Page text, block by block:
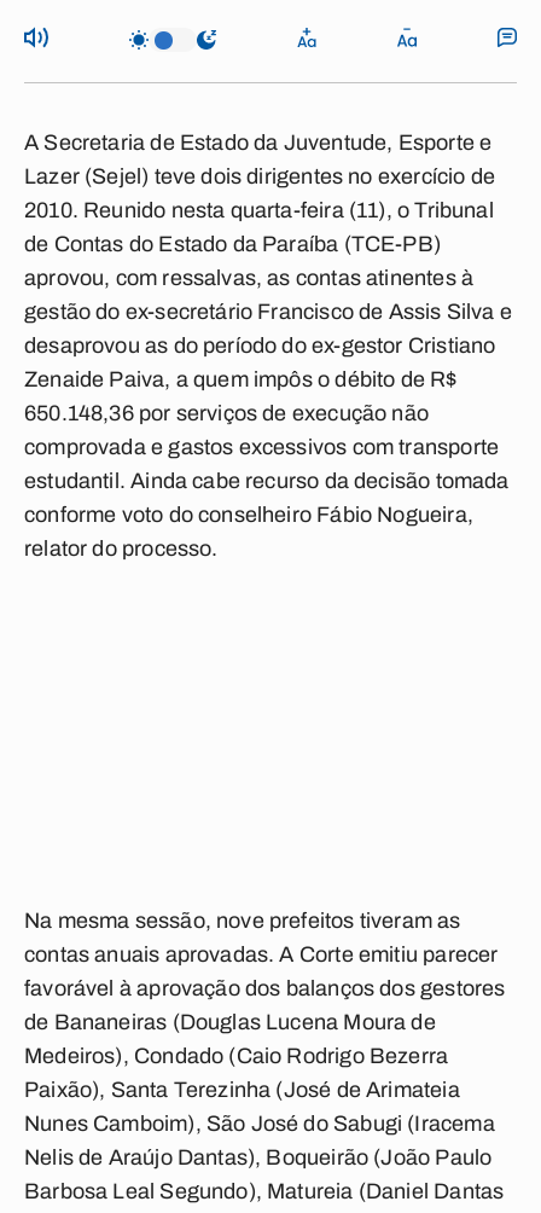
A Secretaria de Estado da Juventude, Esporte e
Lazer (Sejel) teve dois dirigentes no exercício de
2010. Reunido nesta quarta-feira (11), o Tribunal
de Contas do Estado da Paraíba (TCE-PB)
aprovou, com ressalvas, as contas atinentes à
gestão do ex-secretário Francisco de Assis Silva e
desaprovou as do período do ex-gestor Cristiano
Zenaide Paiva, a quem impôs o débito de R$
650.148,36 por serviços de execução não
comprovada e gastos excessivos com transporte
estudantil. Ainda cabe recurso da decisão tomada
conforme voto do conselheiro Fábio Nogueira,
relator do processo.
Na mesma sessão, nove prefeitos tiveram as
contas anuais aprovadas. A Corte emitiu parecer
favorável à aprovação dos balanços dos gestores
de Bananeiras (Douglas Lucena Moura de
Medeiros), Condado (Caio Rodrigo Bezerra
Paixão), Santa Terezinha (José de Arimateia
Nunes Camboim), São José do Sabugi (Iracema
Nelis de Araújo Dantas), Boqueirão (João Paulo
Barbosa Leal Segundo), Matureia (Daniel Dantas